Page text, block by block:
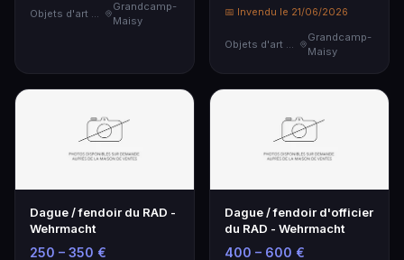
Objets d'art & Curiosités
Grandcamp-
Maisy
📅 Invendu le 21/06/2026
Objets d'art & Curiosités
Grandcamp-
Maisy
Dague / fendoir du RAD -
Wehrmacht
250 – 350 €
Dague / fendoir d'officier
du RAD - Wehrmacht
400 – 600 €